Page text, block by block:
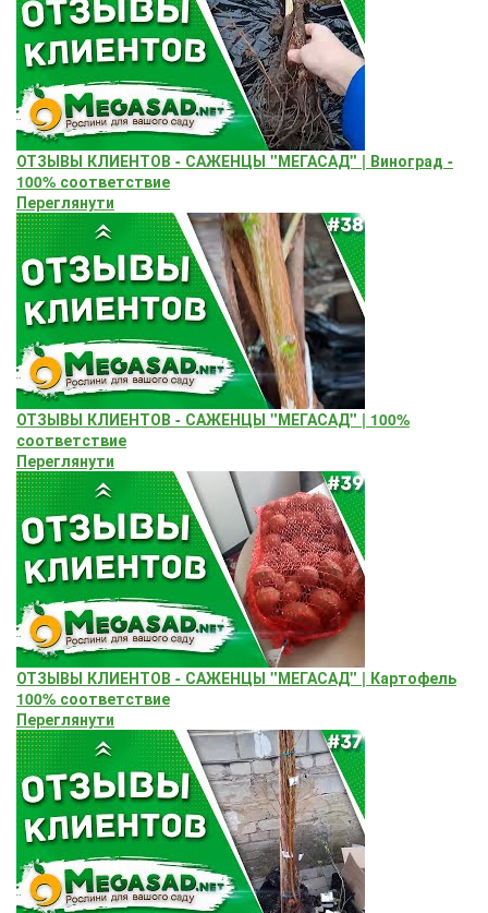
ОТЗЫВЫ КЛИЕНТОВ - САЖЕНЦЫ "МЕГАСАД" | Виноград -
100% соответствие
Переглянути
ОТЗЫВЫ КЛИЕНТОВ - САЖЕНЦЫ "МЕГАСАД" | 100%
соответствие
Переглянути
ОТЗЫВЫ КЛИЕНТОВ - САЖЕНЦЫ "МЕГАСАД" | Картофель
100% соответствие
Переглянути